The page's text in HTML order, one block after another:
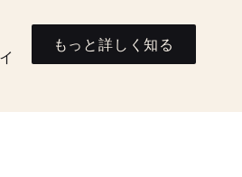
もっと詳しく知る